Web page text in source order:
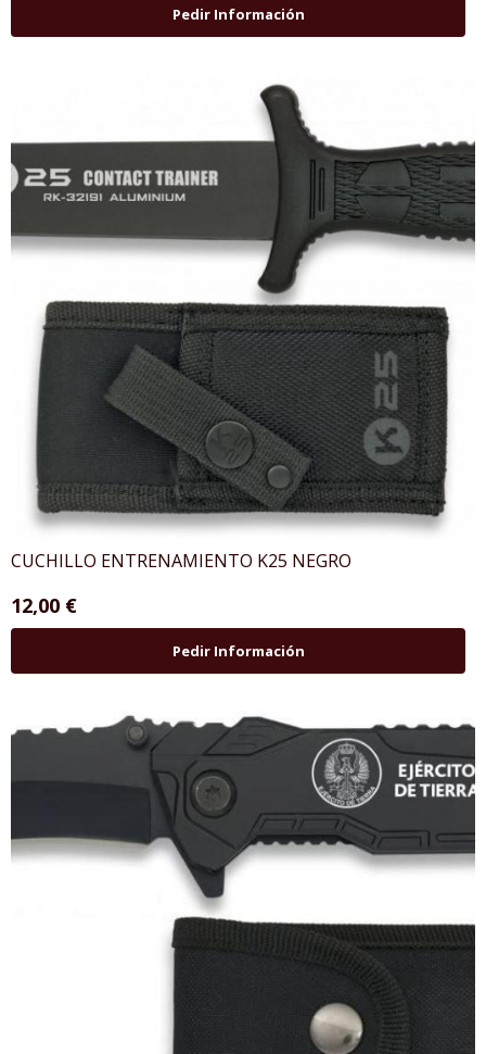
Pedir Información
CUCHILLO ENTRENAMIENTO K25 NEGRO
12,00 €
Pedir Información